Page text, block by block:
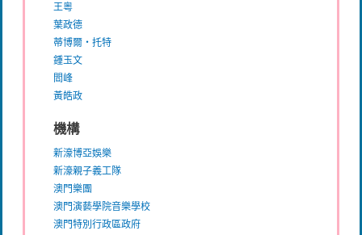
王粵
葉政德
蒂博爾・托特
鍾玉文
閻峰
黃皓政
機構
新濠博亞娛樂
新濠親子義工隊
澳門樂團
澳門演藝學院音樂學校
澳門特別行政區政府